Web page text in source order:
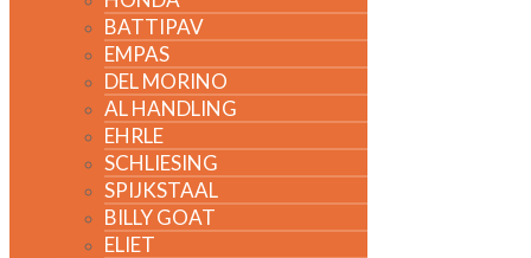
BATTIPAV
EMPAS
DEL MORINO
AL HANDLING
EHRLE
SCHLIESING
SPIJKSTAAL
BILLY GOAT
ELIET